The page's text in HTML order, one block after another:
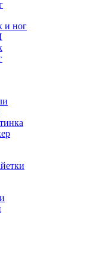
и ног